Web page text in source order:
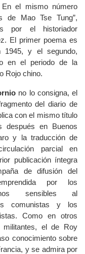
En el mismo número
de Mao Tse Tung”,
por el historiador
El primer poema es
1945, y el segundo,
en el periodo de la
Rojo chino.
no lo consigna, el
del diario de
con el mismo título
después en Buenos
y la traducción de
parcial en
publicación íntegra
de difusión del
por los
sensibles al
comunistas y los
Como en otros
militantes, el de Roy
conocimiento sobre
y se admira por